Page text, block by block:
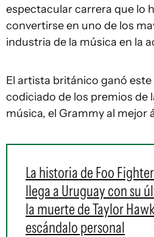
espectacular carrera que lo
convertirse en uno de los
industria de la música en la
El artista británico ganó
codiciado de los premios de
música, el Grammy al mejor
La historia de Foo
llega a Uruguay con su
la muerte de Taylor
escándalo personal